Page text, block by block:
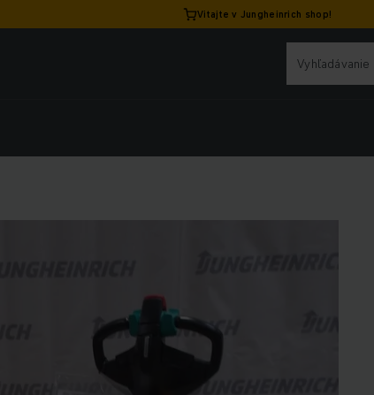
Vitajte v Jungheinrich shop!